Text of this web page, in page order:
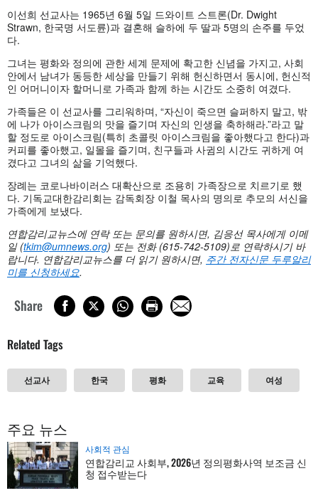
이선희 선교사는 1965년 6월 5일 드와이트 스트론(Dr. Dwight
Strawn, 한국명 서도륜)과 결혼해 슬하에 두 딸과 5명의 손주를 두었
다.
그녀는 평화와 정의에 관한 세계 문제에 확고한 신념을 가지고, 사회
안에서 남녀가 동등한 세상을 만들기 위해 헌신하면서 동시에, 헌신적
인 어머니이자 할머니로 가족과 함께 하는 시간도 소중히 여겼다.
가족들은 이 선교사를 그리워하며, “자신이 죽으면 슬퍼하지 말고, 밖
에 나가 아이스크림의 맛을 즐기며 자신의 인생을 축하해라.”라고 말
할 정도로 아이스크림(특히 초콜릿 아이스크림을 좋아했다고 한다)과
커피를 좋아했고, 일몰을 즐기며, 친구들과 사귐의 시간도 귀하게 여
겼다고 그녀의 삶을 기억했다.
장례는 코로나바이러스 대확산으로 조용히 가족장으로 치르기로 했
다. 기독교대한감리회는 감독회장 이철 목사의 명의로 추모의 서신을
가족에게 보냈다.
연합감리교뉴스에 연락또는 문의를 원하시면, 김응선 목사에게 이메
일 (tkim@umnews.org) 또는 전화 (615-742-5109)로 연락하시기 바
랍니다. 연합감리교뉴스를 더 읽기 원하시면, 주간 전자신문 두루알리
미를 신청하세요.
Share
Related Tags
선교사 한국 평화 교육 여성
주요 뉴스
사회적 관심
연합감리교 사회부, 2026년 정의평화사역 보조금 신
청 접수받는다